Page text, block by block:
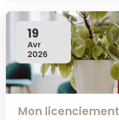
Mon
19
Avr
2026